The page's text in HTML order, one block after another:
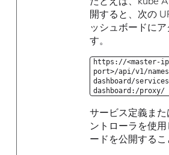
開すると、次の
ッシュボードにア
す。
https://<master-
port>/api/v1/
dashboard/
dashboard:/proxy/
サービス定義ま
ントローラを使
ードを公開するこ